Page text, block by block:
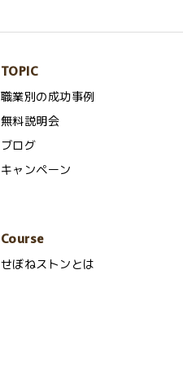
TOPIC
職業別の成功事例
無料説明会
ブログ
キャンペーン
Course
せぼねストンとは